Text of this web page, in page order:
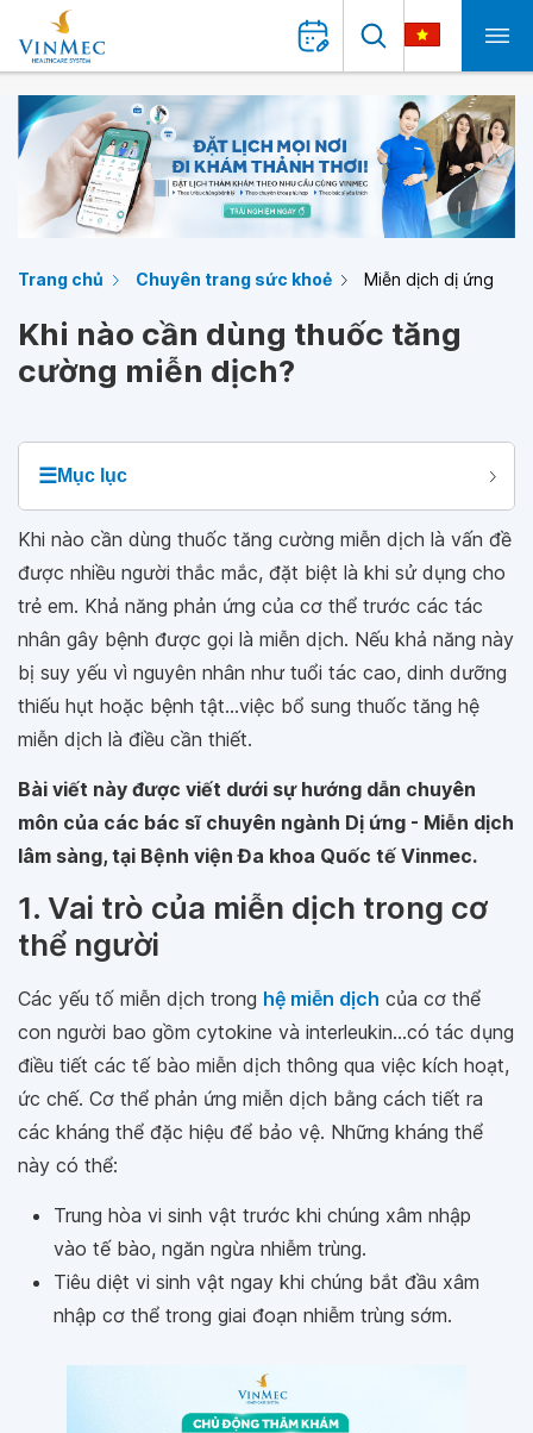
Trang chủ Chuyên trang sức khoẻ Miễn dịch dị ứng
Khi nào cần dùng thuốc tăng
cường miễn dịch?
☰Mục lục
Khi nào cần dùng thuốc tăng cường miễn dịch là vấn đề
được nhiều người thắc mắc, đặt biệt là khi sử dụng cho
trẻ em. Khả năng phản ứng của cơ thể trước các tác
nhân gây bệnh được gọi là miễn dịch. Nếu khả năng này
bị suy yếu vì nguyên nhân như tuổi tác cao, dinh dưỡng
thiếu hụt hoặc bệnh tật…việc bổ sung thuốc tăng hệ
miễn dịch là điều cần thiết.
Bài viết này được viết dưới sự hướng dẫn chuyên
môn của các bác sĩ chuyên ngành Dị ứng - Miễn dịch
lâm sàng, tại Bệnh viện Đa khoa Quốc tế Vinmec.
1. Vai trò của miễn dịch trong cơ
thể người
Các yếu tố miễn dịch trong hệ miễn dịch của cơ thể
con người bao gồm cytokine và interleukin…có tác dụng
điều tiết các tế bào miễn dịch thông qua việc kích hoạt,
ức chế. Cơ thể phản ứng miễn dịch bằng cách tiết ra
các kháng thể đặc hiệu để bảo vệ. Những kháng thể
này có thể:
Trung hòa vi sinh vật trước khi chúng xâm nhập
vào tế bào, ngăn ngừa nhiễm trùng.
Tiêu diệt vi sinh vật ngay khi chúng bắt đầu xâm
nhập cơ thể trong giai đoạn nhiễm trùng sớm.